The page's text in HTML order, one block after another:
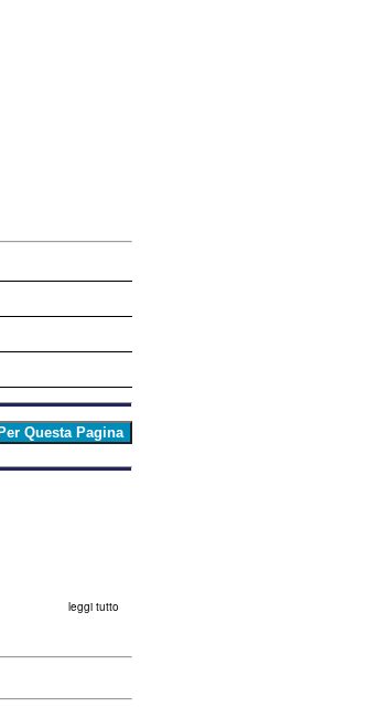
leggi tutto